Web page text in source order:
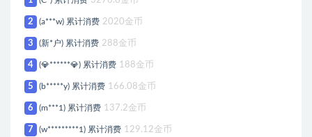
2 (a***w) 累计消费 2020金币
3 (新*户) 累计消费 288金币
4 (💎******💎) 累计消费 188金币
5 (b*****y) 累计消费 166.08金币
6 (m***1) 累计消费 137.2金币
7 (w*********1) 累计消费 129.12金币